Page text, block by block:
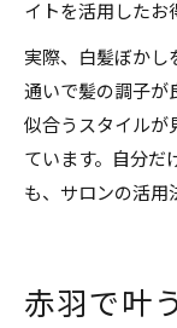
イトを活用したお
実際、白髪ぼかし
通いで髪の調子が
似合うスタイルが
ています。自分だ
も、サロンの活用
赤羽で叶